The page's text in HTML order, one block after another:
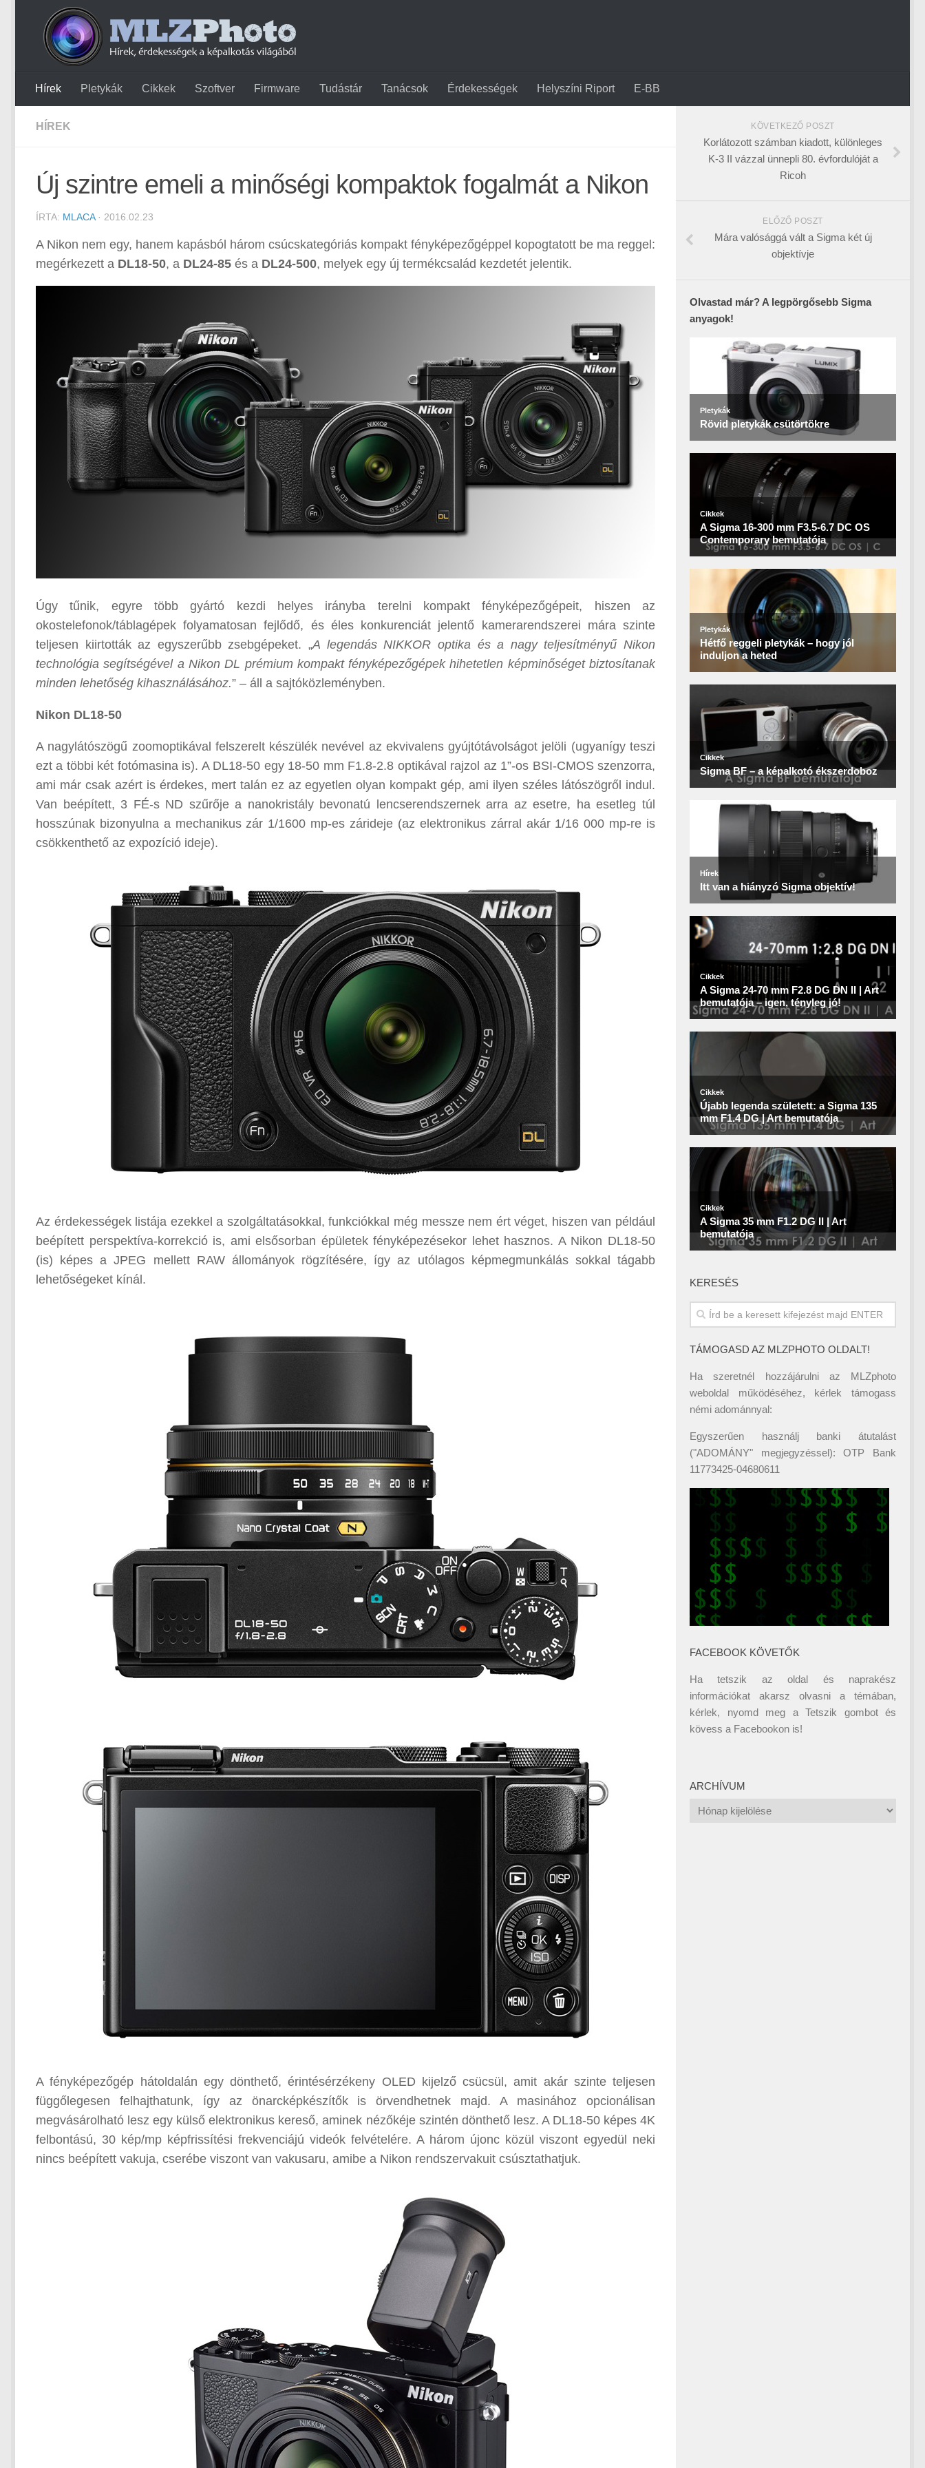
Hírek Pletykák Cikkek Szoftver Firmware Tudástár Tanácsok Érdekességek Helyszíni Riport E-BB
HÍREK
Új szintre emeli a minőségi kompaktok fogalmát a Nikon
ÍRTA: MLACA· 2016.02.23
A Nikon nem egy, hanem kapásból három csúcskategóriás kompakt fényképezőgéppel kopogtatott be ma reggel:
megérkezett a DL18-50, a DL24-85 és a DL24-500, melyek egy új termékcsalád kezdetét jelentik.
Úgy tűnik, egyre több gyártó kezdi helyes irányba terelni kompakt fényképezőgépeit, hiszen az
okostelefonok/táblagépek folyamatosan fejlődő, és éles konkurenciát jelentő kamerarendszerei mára szinte
teljesen kiirtották az egyszerűbb zsebgépeket. „A legendás NIKKOR optika és a nagy teljesítményű Nikon
technológia segítségével a Nikon DL prémium kompakt fényképezőgépek hihetetlen képminőséget biztosítanak
minden lehetőség kihasználásához.” – áll a sajtóközleményben.
Nikon DL18-50
A nagylátószögű zoomoptikával felszerelt készülék nevével az ekvivalens gyújtótávolságot jelöli (ugyanígy teszi
ezt a többi két fotómasina is). A DL18-50 egy 18-50 mm F1.8-2.8 optikával rajzol az 1”-os BSI-CMOS szenzorra,
ami már csak azért is érdekes, mert talán ez az egyetlen olyan kompakt gép, ami ilyen széles látószögről indul.
Van beépített, 3 FÉ-s ND szűrője a nanokristály bevonatú lencserendszernek arra az esetre, ha esetleg túl
hosszúnak bizonyulna a mechanikus zár 1/1600 mp-es zárideje (az elektronikus zárral akár 1/16 000 mp-re is
csökkenthető az expozíció ideje).
Az érdekességek listája ezekkel a szolgáltatásokkal, funkciókkal még messze nem ért véget, hiszen van például
beépített perspektíva-korrekció is, ami elsősorban épületek fényképezésekor lehet hasznos. A Nikon DL18-50
(is) képes a JPEG mellett RAW állományok rögzítésére, így az utólagos képmegmunkálás sokkal tágabb
lehetőségeket kínál.
A fényképezőgép hátoldalán egy dönthető, érintésérzékeny OLED kijelző csücsül, amit akár szinte teljesen
függőlegesen felhajthatunk, így az önarcképkészítők is örvendhetnek majd. A masinához opcionálisan
megvásárolható lesz egy külső elektronikus kereső, aminek nézőkéje szintén dönthető lesz. A DL18-50 képes 4K
felbontású, 30 kép/mp képfrissítési frekvenciájú videók felvételére. A három újonc közül viszont egyedül neki
nincs beépített vakuja, cserébe viszont van vakusaru, amibe a Nikon rendszervakuit csúsztathatjuk.
KÖVETKEZŐ POSZT
Korlátozott számban kiadott, különleges
K-3 II vázzal ünnepli 80. évfordulóját a
Ricoh
ELŐZŐ POSZT
Mára valósággá vált a Sigma két új
objektívje
Olvastad már? A legpörgősebb Sigma
anyagok!
KERESÉS
TÁMOGASD AZ MLZPHOTO OLDALT!
Ha szeretnél hozzájárulni az MLZphoto
weboldal működéséhez, kérlek támogass
némi adománnyal:
Egyszerűen használj banki átutalást
("ADOMÁNY" megjegyzéssel): OTP Bank
11773425-04680611
FACEBOOK KÖVETŐK
Ha tetszik az oldal és naprakész
információkat akarsz olvasni a témában,
kérlek, nyomd meg a Tetszik gombot és
kövess a Facebookon is!
ARCHÍVUM
Archívum